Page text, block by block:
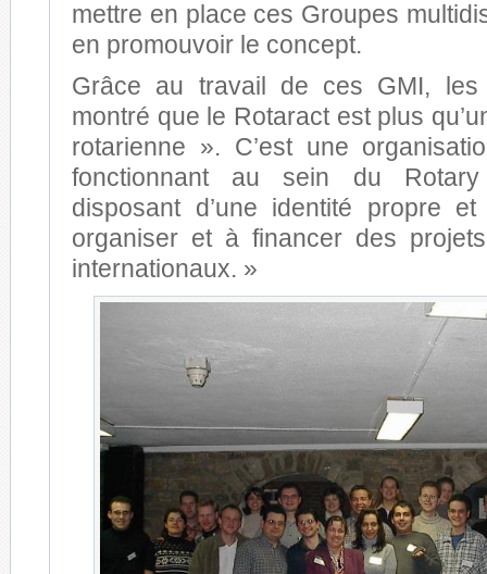
mettre en place ces Groupes
en promouvoir le concept.
Grâce au travail de ces GMI, les
montré que le Rotaract est plus
rotarienne ». C’est une
fonctionnant au sein du
disposant d’une identité propre
organiser et à financer des
internationaux. »